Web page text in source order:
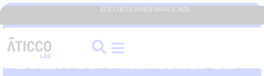
ATICCO COLIVING FINANCE HUB
EVENTOS Y NOTICIAS DE